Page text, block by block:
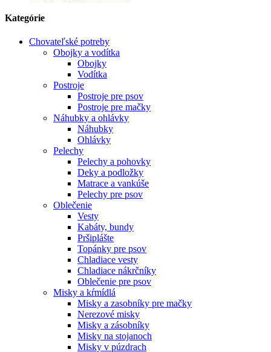
Kategórie
Chovateľské potreby
Obojky a vodítka
Obojky
Vodítka
Postroje
Postroje pre psov
Postroje pre mačky
Náhubky a ohlávky
Náhubky
Ohlávky
Pelechy
Pelechy a pohovky
Deky a podložky
Matrace a vankúše
Pelechy pre psov
Oblečenie
Vesty
Kabáty, bundy
Pršiplášte
Topánky pre psov
Chladiace vesty
Chladiace nákrčníky
Oblečenie pre psov
Misky a kŕmídlá
Misky a zasobníky pre mačky
Nerezové misky
Misky a zásobníky
Misky na stojanoch
Misky v púzdrach